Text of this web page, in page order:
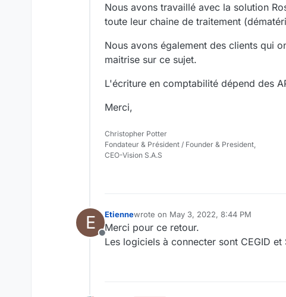
Nous avons travaillé avec la solution
toute leur chaine de traitement
Nous avons également des clients qui
maitrise sur ce sujet.
L'écriture en comptabilité dépend des
Merci,
Christopher Potter
Fondateur & Président / Founder & President,
CEO-Vision S.A.S
E
Offline
Etiennewrote on May 3, 2022, 8:44 PM
last edited by
Merci pour ce retour.
Les logiciels à connecter sont CEGID et